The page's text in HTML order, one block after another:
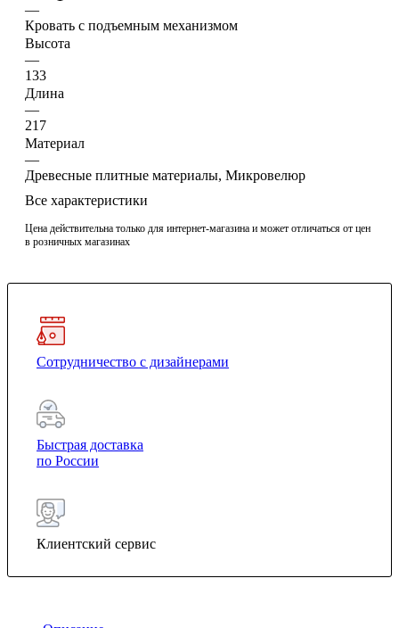
—
Кровать с подъемным механизмом
Высота
—
133
Длина
—
217
Материал
—
Древесные плитные материалы, Микровелюр
Все характеристики
Цена действительна только для интернет-магазина и может отличаться от цен
в розничных магазинах
Сотрудничество с дизайнерами
Быстрая доставка
по России
Клиентский сервис